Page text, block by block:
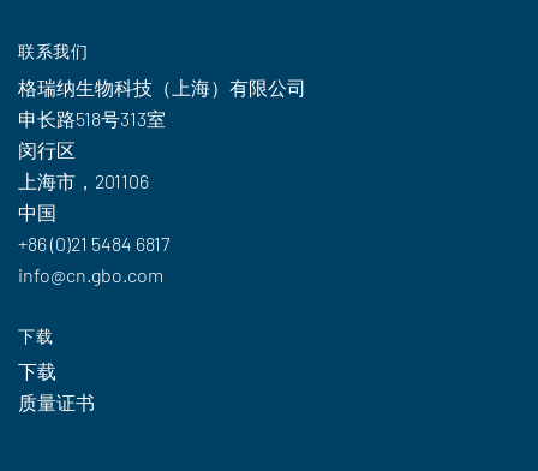
联系我们
格瑞纳生物科技（上海）有限公司
申长路518号313室
闵行区
上海市，201106
中国
+86 (0)21 5484 6817
info@cn.gbo.com
下载
下载
质量证书